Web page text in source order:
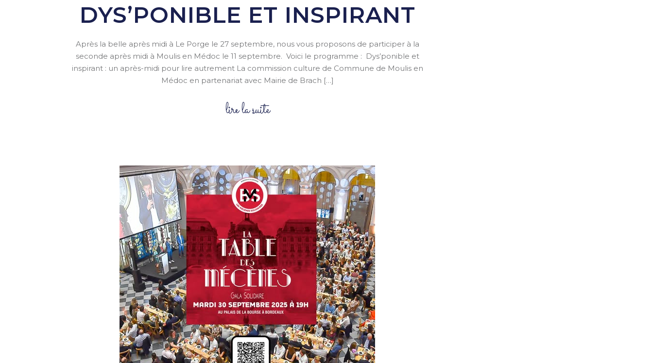
DYS’PONIBLE ET INSPIRANT
Après la belle après midi à Le Porge le 27 septembre, nous vous proposons de participer à la
seconde après midi à Moulis en Médoc le 11 septembre. Voici le programme : Dys’ponible et
inspirant : un après-midi pour lire autrement La commission culture de Commune de Moulis en
Médoc en partenariat avec Mairie de Brach […]
lire la suite